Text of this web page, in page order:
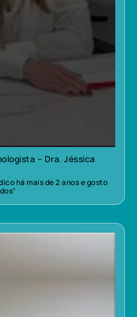
– Dra. Jéssica
há mais de 2 anos e gosto